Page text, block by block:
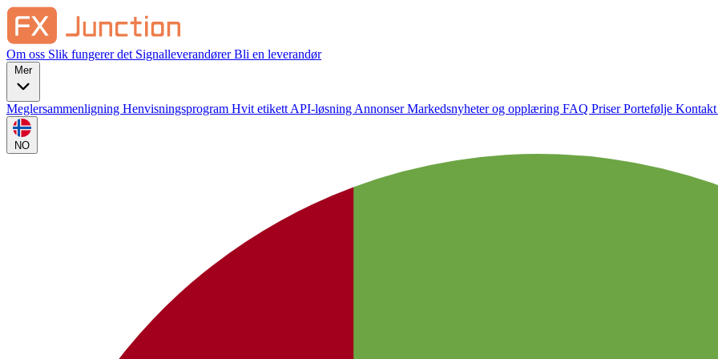
Om oss Slik fungerer det SignalleverandørerBli en leverandør
Mer
Meglersammenligning Henvisningsprogram Hvit etikett API-løsning AnnonserMarkedsnyheter og opplæring FAQ PriserPortefølje Kontakt
NO